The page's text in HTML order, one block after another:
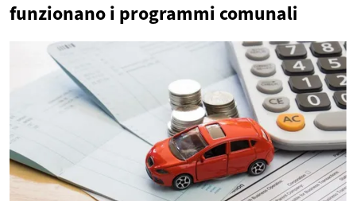
funzionano i programmi comunali